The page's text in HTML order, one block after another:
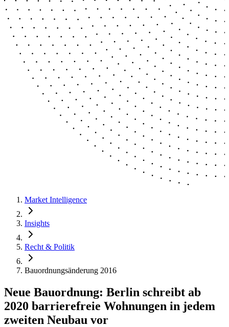
Market Intelligence
Insights
Recht & Politik
Bauordnungsänderung 2016
Neue Bauordnung: Berlin schreibt ab
2020 barrierefreie Wohnungen in jedem
zweiten Neubau vor